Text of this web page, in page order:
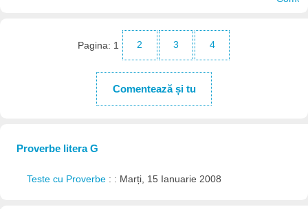
Pagina: 1 2 3 4
Comentează și tu
Proverbe litera G
Teste cu Proverbe : : Marți, 15 Ianuarie 2008